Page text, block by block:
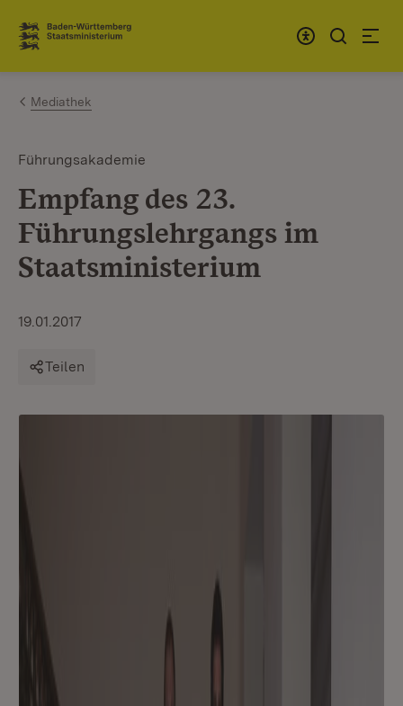
Zum Inhalt springen
Link zur Startseite
Mediathek
Führungsakademie
Empfang des 23.
Führungslehrgangs im
Staatsministerium
19.01.2017
Teilen